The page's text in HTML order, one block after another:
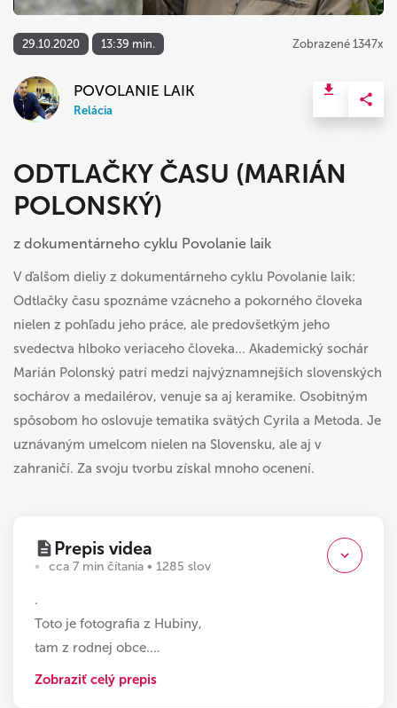
29.10.2020 13:39 min. Zobrazené 1347x
POVOLANIE LAIK
Relácia
ODTLAČKY ČASU (MARIÁN
POLONSKÝ)
z dokumentárneho cyklu Povolanie laik
V ďalšom dieliy z dokumentárneho cyklu Povolanie laik:
Odtlačky času spoznáme vzácneho a pokorného človeka
nielen z pohľadu jeho práce, ale predovšetkým jeho
svedectva hlboko veriaceho človeka... Akademický sochár
Marián Polonský patrí medzi najvýznamnejších slovenských
sochárov a medailérov, venuje sa aj keramike. Osobitným
spôsobom ho oslovuje tematika svätých Cyrila a Metoda. Je
uznávaným umelcom nielen na Slovensku, ale aj v
zahraničí. Za svoju tvorbu získal mnoho ocenení.
Prepis videa
cca 7 min čítania • 1285 slov
.
Toto je fotografia z Hubiny,
tam z rodnej obce.…
Zobraziť celý prepis